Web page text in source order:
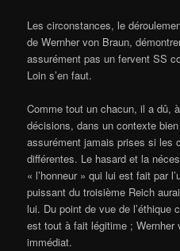
Les circonstances, le
de Wernher von Braun,
assurément pas un fervent SS
Loin s’en faut.
Comme tout un chacun, il a dû,
décisions, dans un contexte bien
assurément jamais prises si les
différentes. Le hasard et la
« l’honneur » qui lui est fait par
puissant du troisième Reich
lui. Du point de vue de
est tout à fait légitime ;
immédiat.